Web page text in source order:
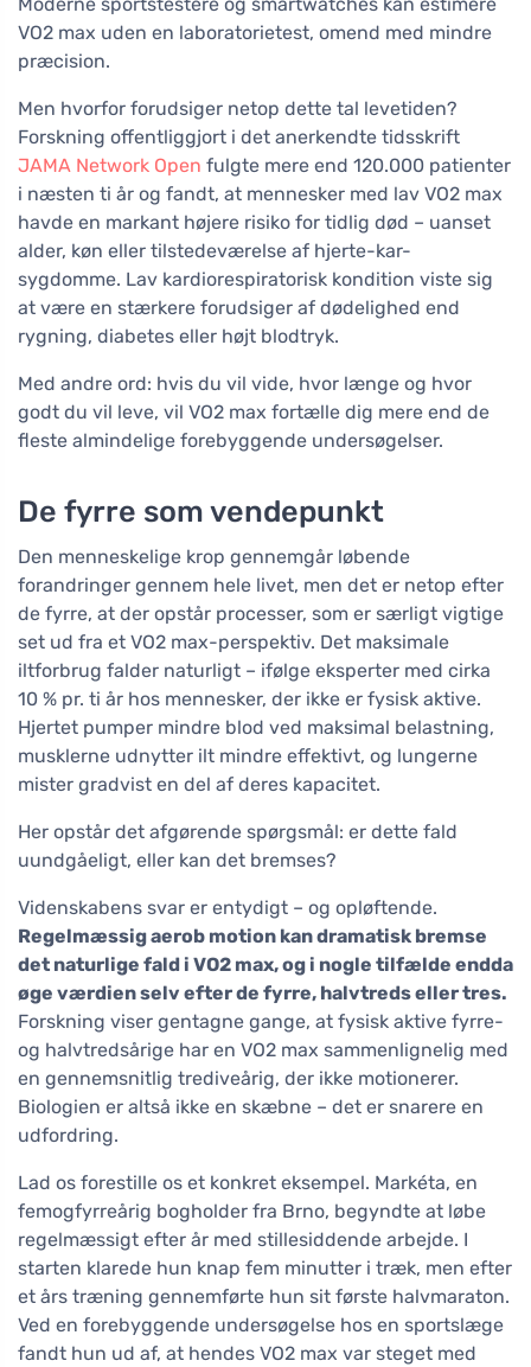
Moderne sportstestere og smartwatches kan estimere
VO2 max uden en laboratorietest, omend med mindre
præcision.
Men hvorfor forudsiger netop dette tal levetiden?
Forskning offentliggjort i det anerkendte tidsskrift
JAMA Network Open fulgte mere end 120.000 patienter
i næsten ti år og fandt, at mennesker med lav VO2 max
havde en markant højere risiko for tidlig død – uanset
alder, køn eller tilstedeværelse af hjerte-kar-
sygdomme. Lav kardiorespiratorisk kondition viste sig
at være en stærkere forudsiger af dødelighed end
rygning, diabetes eller højt blodtryk.
Med andre ord: hvis du vil vide, hvor længe og hvor
godt du vil leve, vil VO2 max fortælle dig mere end de
fleste almindelige forebyggende undersøgelser.
De fyrre som vendepunkt
Den menneskelige krop gennemgår løbende
forandringer gennem hele livet, men det er netop efter
de fyrre, at der opstår processer, som er særligt vigtige
set ud fra et VO2 max-perspektiv. Det maksimale
iltforbrug falder naturligt – ifølge eksperter med cirka
10 % pr. ti år hos mennesker, der ikke er fysisk aktive.
Hjertet pumper mindre blod ved maksimal belastning,
musklerne udnytter ilt mindre effektivt, og lungerne
mister gradvist en del af deres kapacitet.
Her opstår det afgørende spørgsmål: er dette fald
uundgåeligt, eller kan det bremses?
Videnskabens svar er entydigt – og opløftende.
Regelmæssig aerob motion kan dramatisk bremse
det naturlige fald i VO2 max, og i nogle tilfælde endda
øge værdien selv efter de fyrre, halvtreds eller tres.
Forskning viser gentagne gange, at fysisk aktive fyrre-
og halvtredsårige har en VO2 max sammenlignelig med
en gennemsnitlig trediveårig, der ikke motionerer.
Biologien er altså ikke en skæbne – det er snarere en
udfordring.
Lad os forestille os et konkret eksempel. Markéta, en
femogfyrreårig bogholder fra Brno, begyndte at løbe
regelmæssigt efter år med stillesiddende arbejde. I
starten klarede hun knap fem minutter i træk, men efter
et års træning gennemførte hun sit første halvmaraton.
Ved en forebyggende undersøgelse hos en sportslæge
fandt hun ud af, at hendes VO2 max var steget med